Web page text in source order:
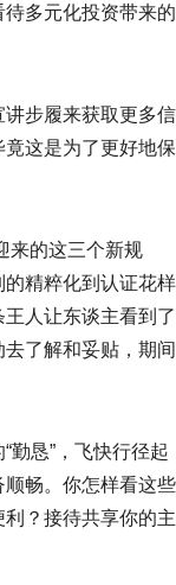
多元化投资带来的
步履来获取更多信
这是为了更好地保
来的这三个新规
精粹化到认证花样
人让东谈主看到了
了解和妥贴，期间
勤恳”，飞快行径起
畅。你怎样看这些
？接待共享你的主